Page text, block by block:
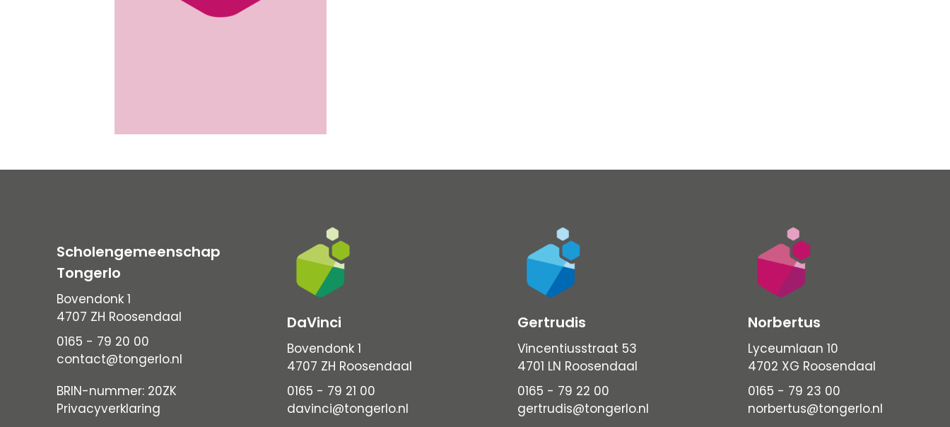
Scholengemeenschap
Tongerlo
Bovendonk 1
4707 ZH Roosendaal
0165 - 79 20 00
contact@tongerlo.nl
BRIN-nummer: 20ZK
Privacyverklaring
DaVinci
Bovendonk 1
4707 ZH Roosendaal
0165 - 79 21 00
davinci@tongerlo.nl
Gertrudis
Vincentiusstraat 53
4701 LN Roosendaal
0165 - 79 22 00
gertrudis@tongerlo.nl
Norbertus
Lyceumlaan 10
4702 XG Roosendaal
0165 - 79 23 00
norbertus@tongerlo.nl